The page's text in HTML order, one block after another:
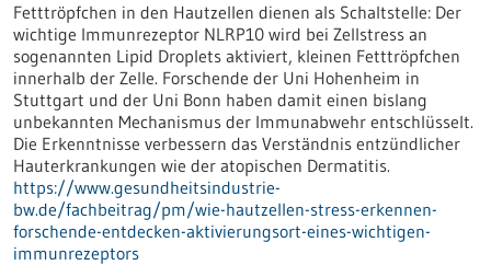
Fetttröpfchen in den Hautzellen dienen als Schaltstelle: Der
wichtige Immunrezeptor NLRP10 wird bei Zellstress an
sogenannten Lipid Droplets aktiviert, kleinen Fetttröpfchen
innerhalb der Zelle. Forschende der Uni Hohenheim in
Stuttgart und der Uni Bonn haben damit einen bislang
unbekannten Mechanismus der Immunabwehr entschlüsselt.
Die Erkenntnisse verbessern das Verständnis entzündlicher
Hauterkrankungen wie der atopischen Dermatitis.
https://www.gesundheitsindustrie-
bw.de/fachbeitrag/pm/wie-hautzellen-stress-erkennen-
forschende-entdecken-aktivierungsort-eines-wichtigen-
immunrezeptors